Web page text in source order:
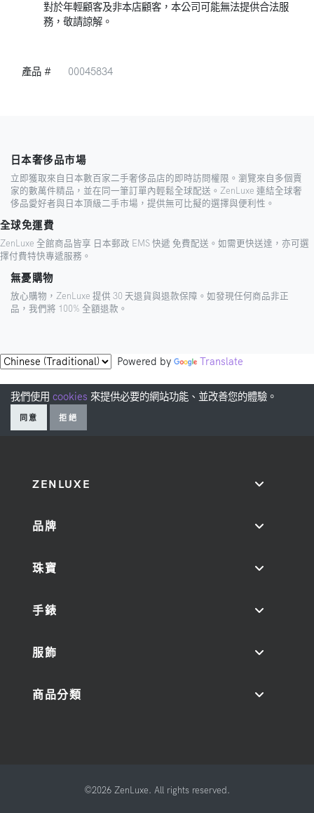
對於年輕顧客及非本店顧客，本公司可能無法提供合法服
務，敬請諒解。
產品 # 00045834
日本奢侈品市場
立即獲取來自日本數百家二手奢侈品店的即時訪問權限。瀏覽來自多個賣
家的數萬件精品，並在同一筆訂單內輕鬆全球配送。ZenLuxe 連結全球奢
侈品愛好者與日本頂級二手市場，提供無可比擬的選擇與便利性。
全球免運費
ZenLuxe 全館商品皆享 日本郵政 EMS 快遞 免費配送。如需更快送達，亦可選
擇付費特快專遞服務。
無憂購物
放心購物，ZenLuxe 提供 30 天退貨與退款保障。如發現任何商品非正
品，我們將 100% 全額退款。
Powered by Translate
我們使用 cookies 來提供必要的網站功能、並改善您的體驗。
同意 拒絕
ZENLUXE
品牌
珠寶
手錶
服飾
商品分類
©2026 ZenLuxe. All rights reserved.